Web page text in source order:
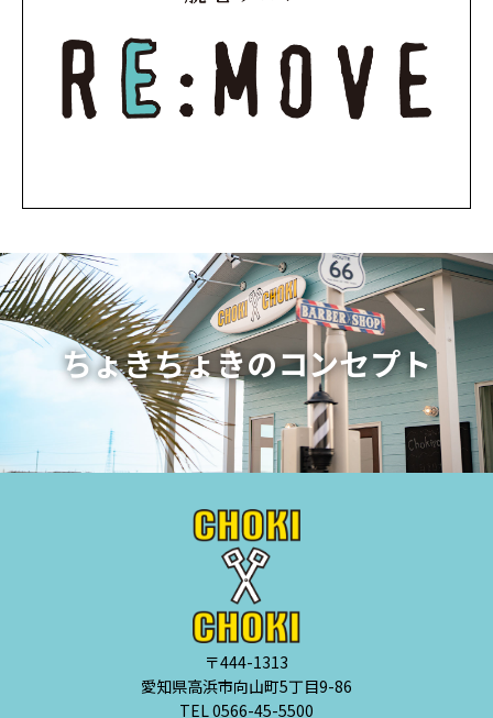
ちょきちょきのコンセプト
〒444-1313
愛知県高浜市向山町5丁目9-86
TEL 0566-45-5500